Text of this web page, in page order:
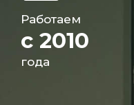
Работаем
с 2010
года